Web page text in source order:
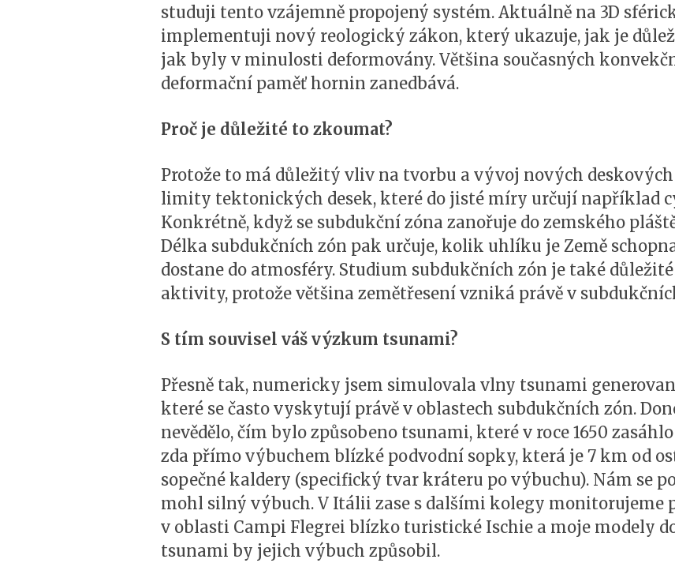
studuji tento vzájemně propojený systém. Aktuálně na 3D
implementuji nový reologický zákon, který ukazuje, jak je
jak byly v minulosti deformovány. Většina současných
deformační paměť hornin zanedbává.
Proč je důležité to zkoumat?
Protože to má důležitý vliv na tvorbu a vývoj nových
limity tektonických desek, které do jisté míry určují například
Konkrétně, když se subdukční zóna zanořuje do zemského
Délka subdukčních zón pak určuje, kolik uhlíku je Země
dostane do atmosféry. Studium subdukčních zón je také
aktivity, protože většina zemětřesení vzniká právě v
S tím souvisel váš výzkum tsunami?
Přesně tak, numericky jsem simulovala vlny tsunami
které se často vyskytují právě v oblastech subdukčních zón.
nevědělo, čím bylo způsobeno tsunami, které v roce 1650
zda přímo výbuchem blízké podvodní sopky, která je 7 km od
sopečné kaldery (specifický tvar kráteru po výbuchu). Nám se
mohl silný výbuch. V Itálii zase s dalšími kolegy monitorujeme
v oblasti Campi Flegrei blízko turistické Ischie a moje modely
tsunami by jejich výbuch způsobil.